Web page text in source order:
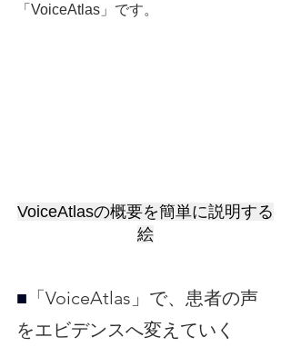
「VoiceAtlas」です。
VoiceAtlasの概要を簡単に説明する
絵
■ 「VoiceAtlas」で、患者の声
をエビデンスへ変えていく